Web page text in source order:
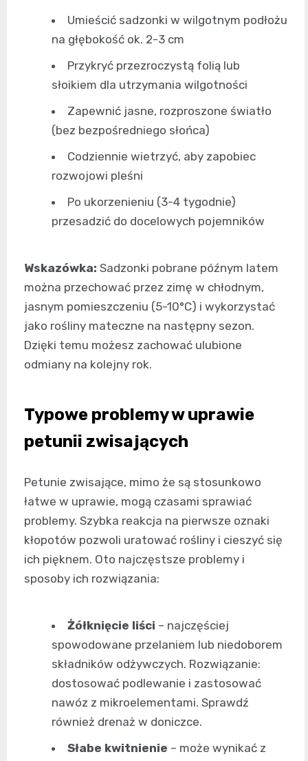
Umieścić sadzonki w wilgotnym podłożu
na głębokość ok. 2-3 cm
Przykryć przezroczystą folią lub
słoikiem dla utrzymania wilgotności
Zapewnić jasne, rozproszone światło
(bez bezpośredniego słońca)
Codziennie wietrzyć, aby zapobiec
rozwojowi pleśni
Po ukorzenieniu (3-4 tygodnie)
przesadzić do docelowych pojemników
Wskazówka: Sadzonki pobrane późnym latem
można przechować przez zimę w chłodnym,
jasnym pomieszczeniu (5-10°C) i wykorzystać
jako rośliny mateczne na następny sezon.
Dzięki temu możesz zachować ulubione
odmiany na kolejny rok.
Typowe problemy w uprawie
petunii zwisających
Petunie zwisające, mimo że są stosunkowo
łatwe w uprawie, mogą czasami sprawiać
problemy. Szybka reakcja na pierwsze oznaki
kłopotów pozwoli uratować rośliny i cieszyć się
ich pięknem. Oto najczęstsze problemy i
sposoby ich rozwiązania:
Żółknięcie liści – najczęściej
spowodowane przelaniem lub niedoborem
składników odżywczych. Rozwiązanie:
dostosować podlewanie i zastosować
nawóz z mikroelementami. Sprawdź
również drenaż w doniczce.
Słabe kwitnienie – może wynikać z